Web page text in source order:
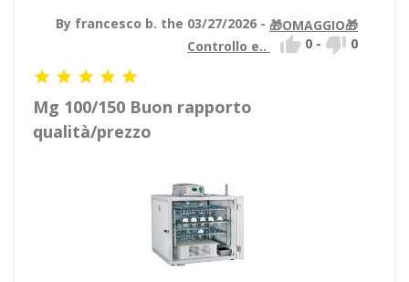
By francesco b. the 03/27/2026 - 🎁OMAGGIO🎁
Controllo e..
 0 -  0
    
Mg 100/150 Buon rapporto
qualità/prezzo